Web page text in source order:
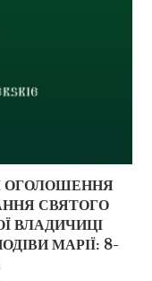
ОГОЛОШЕННЯ
СВЯТОГО
ВЛАДИЧИЦІ
МАРІЇ: 8-